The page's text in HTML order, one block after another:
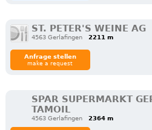
ST. PETER'S WEINE AG
4563 Gerlafingen 2211 m
Anfrage stellen
make a request
SPAR SUPERMARKT
TAMOIL
4563 Gerlafingen 2364 m